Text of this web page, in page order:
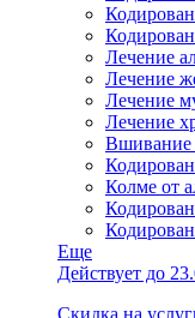
Лечение
Лечение
Лечение
Лечение
Вшивание
Колме от
Еще
Действует до
Скидка на